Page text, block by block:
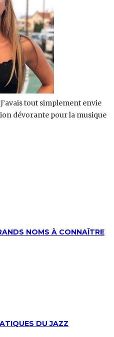
tout simplement envie
dévorante pour la musique
NOMS À CONNAÎTRE
DU JAZZ